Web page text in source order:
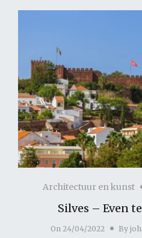
Architectuur en kunst
Silves – Even
On 24/04/2022 By